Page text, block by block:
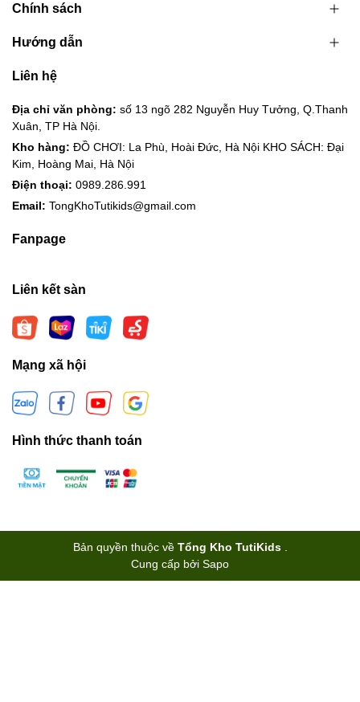
Chính sách
Hướng dẫn
Liên hệ
Địa chỉ văn phòng: số 13 ngõ 282 Nguyễn Huy Tưởng, Q.Thanh
Xuân, TP Hà Nội.
Kho hàng: ĐỒ CHƠI: La Phù, Hoài Đức, Hà Nội KHO SÁCH: Đại
Kim, Hoàng Mai, Hà Nội
Điện thoại: 0989.286.991
Email: TongKhoTutikids@gmail.com
Fanpage
Liên kết sàn
Mạng xã hội
Hình thức thanh toán
Bản quyền thuộc về Tổng Kho TutiKids
Cung cấp bởi Sapo